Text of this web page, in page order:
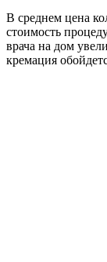
В среднем цена
стоимость
врача на дом
кремация